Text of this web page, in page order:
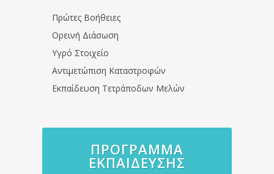
Πρώτες Βοήθειες
Ορεινή Διάσωση
Υγρό Στοιχείο
Αντιμετώπιση Καταστροφών
Εκπαίδευση Τετράποδων Μελών
ΠΡΌΓΡΑΜΜΑ
ΕΚΠΑΊΔΕΥΣΗΣ